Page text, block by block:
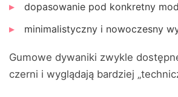
dopasowanie pod konkretny
minimalistyczny i nowoczesny
Gumowe dywaniki zwykle
czerni i wyglądają bardziej